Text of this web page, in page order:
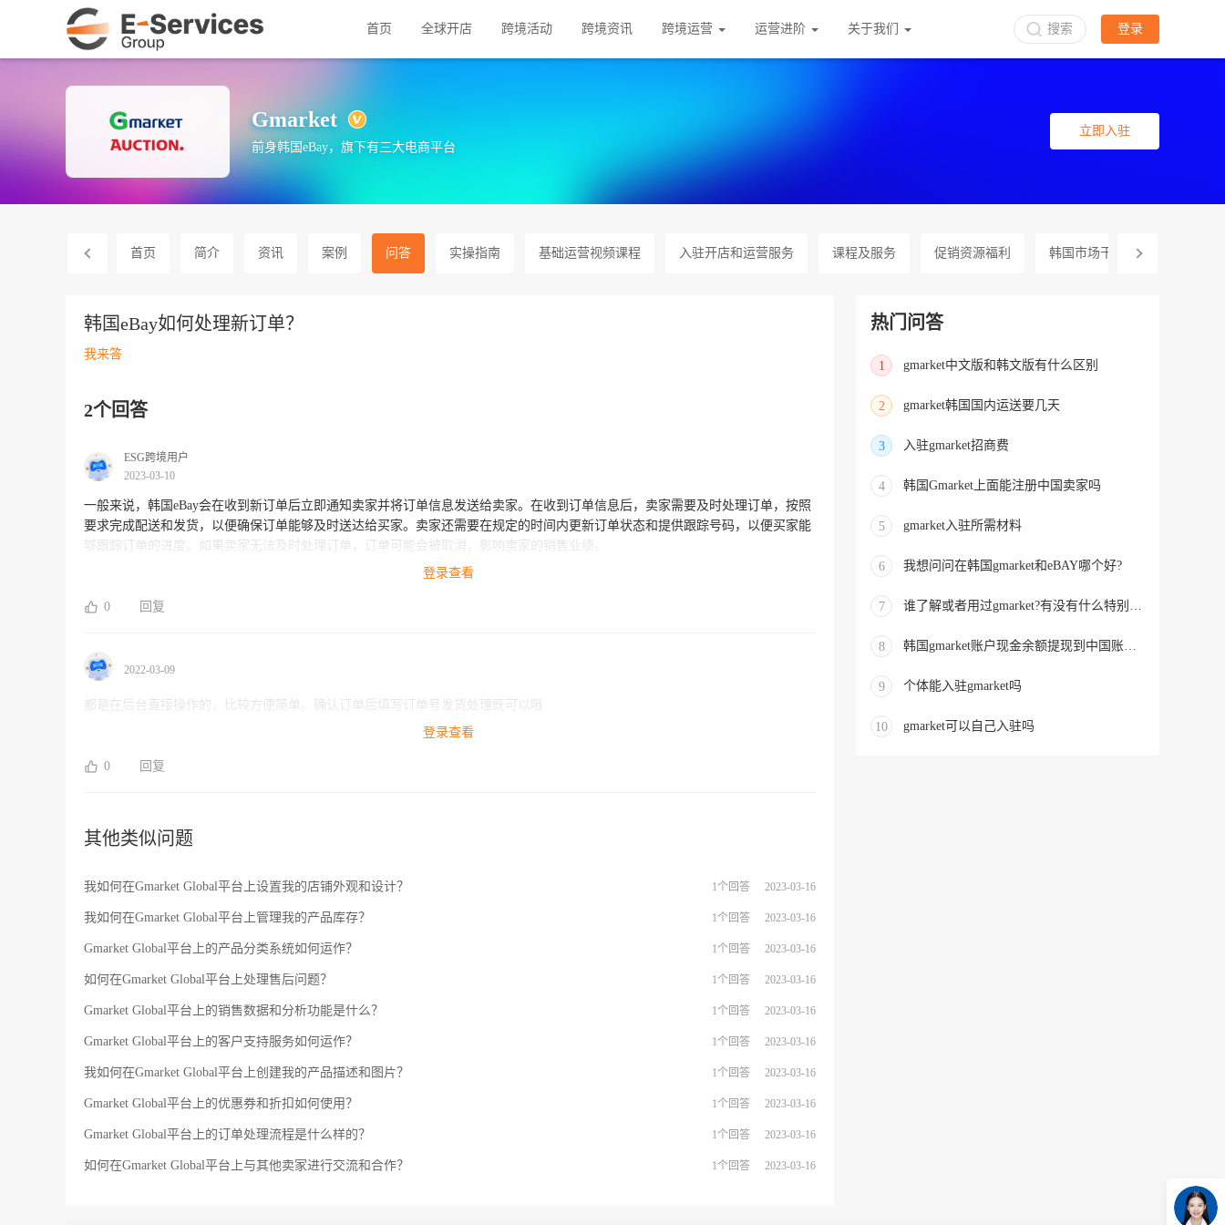
首页 全球开店 跨境活动 跨境资讯 跨境运营 运营进阶 关于我们 搜索 登录
Gmarket
前身韩国eBay，旗下有三大电商平台
立即入驻
首页 简介 资讯 案例 问答 实操指南 基础运营视频课程 入驻开店和运营服务 课程及服务 促销资源福利 韩国市场干货包
韩国eBay如何处理新订单？
我来答
2个回答
ESG跨境用户
2023-03-10
一般来说，韩国eBay会在收到新订单后立即通知卖家并将订单信息发送给卖家。在收到订单信息后，卖家需要及时处理订单，按照
要求完成配送和发货，以便确保订单能够及时送达给买家。卖家还需要在规定的时间内更新订单状态和提供跟踪号码，以便买家能
够跟踪订单的进度。如果卖家无法及时处理订单，订单可能会被取消，影响卖家的销售业绩。
登录查看
0 回复
2022-03-09
都是在后台直接操作的，比较方便简单。确认订单后填写订单号发货处理既可以哦
登录查看
0 回复
其他类似问题
我如何在Gmarket Global平台上设置我的店铺外观和设计？ 1个回答 2023-03-16
我如何在Gmarket Global平台上管理我的产品库存？ 1个回答 2023-03-16
Gmarket Global平台上的产品分类系统如何运作？ 1个回答 2023-03-16
如何在Gmarket Global平台上处理售后问题？ 1个回答 2023-03-16
Gmarket Global平台上的销售数据和分析功能是什么？ 1个回答 2023-03-16
Gmarket Global平台上的客户支持服务如何运作？ 1个回答 2023-03-16
我如何在Gmarket Global平台上创建我的产品描述和图片？ 1个回答 2023-03-16
Gmarket Global平台上的优惠券和折扣如何使用？ 1个回答 2023-03-16
Gmarket Global平台上的订单处理流程是什么样的？ 1个回答 2023-03-16
如何在Gmarket Global平台上与其他卖家进行交流和合作？ 1个回答 2023-03-16
热门问答
1 gmarket中文版和韩文版有什么区别
2 gmarket韩国国内运送要几天
3 入驻gmarket招商费
4 韩国Gmarket上面能注册中国卖家吗
5 gmarket入驻所需材料
6 我想问问在韩国gmarket和eBAY哪个好?
7
8
9 个体能入驻gmarket吗
10 gmarket可以自己入驻吗